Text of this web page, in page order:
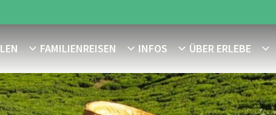
FAMILIENREISEN INFOS ÜBER ERLEBE